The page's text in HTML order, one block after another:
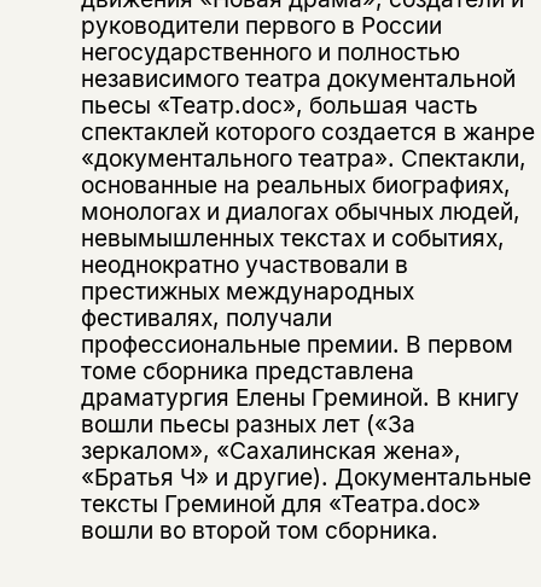
руководители первого в России
негосударственного и полностью
независимого театра документальной
пьесы «Театр.doc», большая часть
спектаклей которого создается в жанре
«документального театра». Спектакли,
основанные на реальных биографиях,
монологах и диалогах обычных людей,
невымышленных текстах и событиях,
неоднократно участвовали в
престижных международных
фестивалях, получали
профессиональные премии. В первом
томе сборника представлена
драматургия Елены Греминой. В книгу
вошли пьесы разных лет («За
зеркалом», «Сахалинская жена»,
«Братья Ч» и другие). Документальные
тексты Греминой для «Театра.doc»
вошли во второй том сборника.